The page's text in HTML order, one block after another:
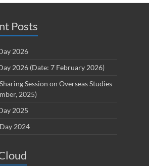
Posts
2026
2026 (Date: 7 February 2026)
Session on Overseas Studies
2025)
2025
2024